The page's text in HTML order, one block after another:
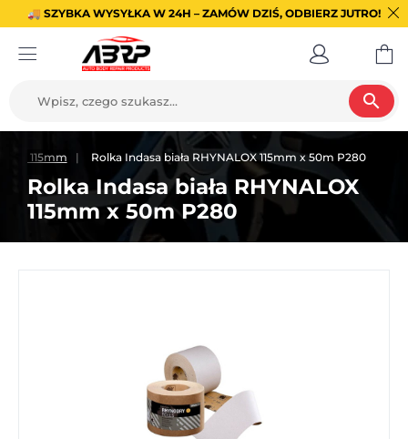
🚚 SZYBKA WYSYŁKA W 24H – ZAMÓW DZIŚ, ODBIERZ JUTRO!
search
115mm Rolka Indasa biała RHYNALOX 115mm x 50m P280
Rolka Indasa biała RHYNALOX
115mm x 50m P280